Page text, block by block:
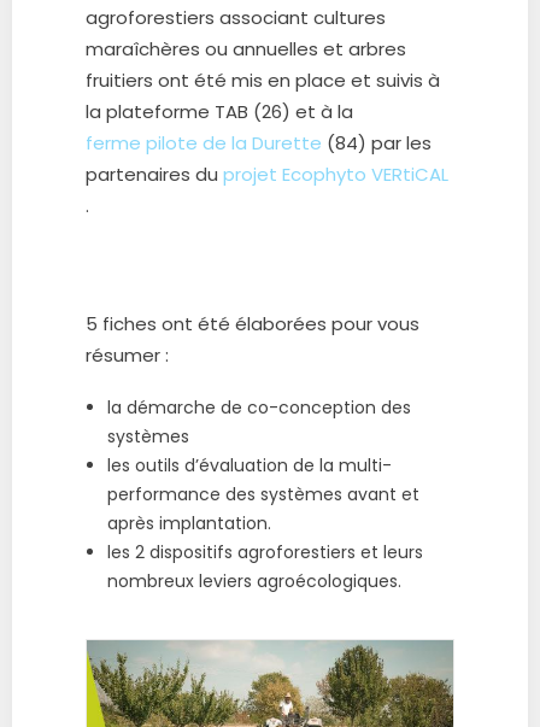
agroforestiers associant cultures
maraîchères ou annuelles et arbres
fruitiers ont été mis en place et suivis à
la plateforme TAB (26) et à la
ferme pilote de la Durette (84) par les
partenaires du projet Ecophyto VERtiCAL
.
5 fiches ont été élaborées pour vous
résumer :
la démarche de co-conception des
systèmes
les outils d’évaluation de la multi-
performance des systèmes avant et
après implantation.
les 2 dispositifs agroforestiers et leurs
nombreux leviers agroécologiques.